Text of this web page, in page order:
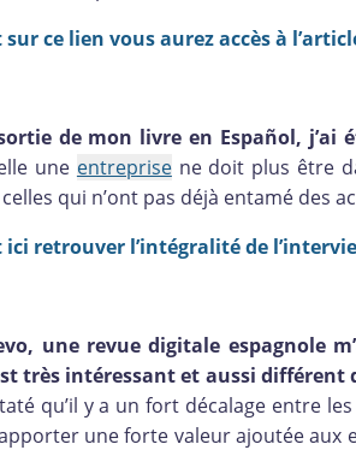
ce lien vous aurez accès à
de mon livre en Español, j’ai
une entreprisene doit plus être
celles qui n’ont pas déjà entamé
retrouver l’intégralité de
une revue digitale espagnole
très intéressant et aussi différent
qu’il y a un fort décalage entre
une forte valeur ajoutée